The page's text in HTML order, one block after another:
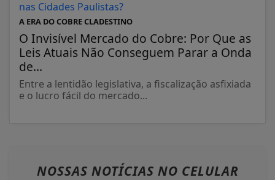
A ERA DO COBRE CLADESTINO
O Invisível Mercado do Cobre: Por Que as
Leis Atuais Não Conseguem Parar a Onda
de...
Entre a lentidão legislativa, a fiscalização asfixiada
e o lucro fácil do mercado...
NOSSAS NOTÍCIAS NO CELULAR